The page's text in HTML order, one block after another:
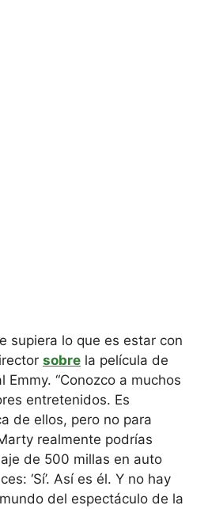
supiera lo que es estar con
sobre la película de
“Conozco a muchos
entretenidos. Es
de ellos, pero no para
realmente podrías
de 500 millas en auto
‘Sí’. Así es él. Y no hay
del espectáculo de la